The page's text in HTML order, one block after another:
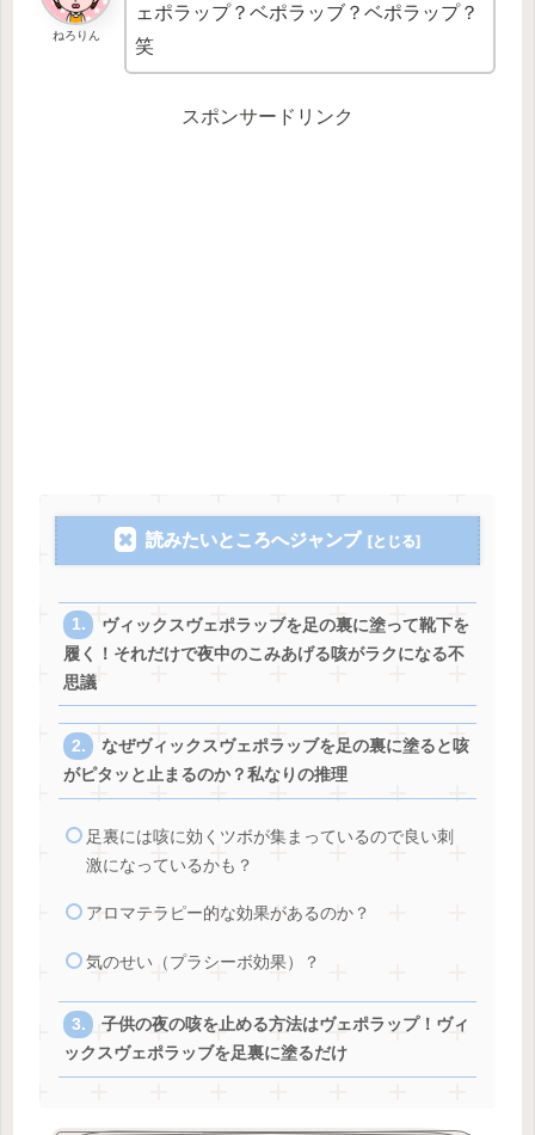
ねろりん
ェポラップ？ベポラッブ？ベポラップ？
笑
スポンサードリンク
読みたいところへジャンプ
ヴィックスヴェポラッブを足の裏に塗って靴下を
履く！それだけで夜中のこみあげる咳がラクになる不
思議
なぜヴィックスヴェポラッブを足の裏に塗ると咳
がピタッと止まるのか？私なりの推理
足裏には咳に効くツボが集まっているので良い刺
激になっているかも？
アロマテラピー的な効果があるのか？
気のせい（プラシーボ効果）？
子供の夜の咳を止める方法はヴェポラップ！ヴィ
ックスヴェポラッブを足裏に塗るだけ